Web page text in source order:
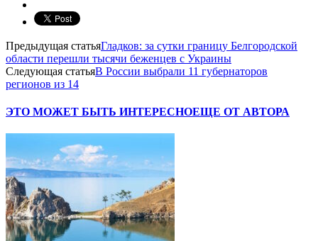
Предыдущая статьяГладков: за сутки границу Белгородской
области перешли тысячи беженцев с Украины
Следующая статьяВ России выбрали 11 губернаторов
регионов из 14
ЭТО МОЖЕТ БЫТЬ ИНТЕРЕСНОЕЩЕ ОТ АВТОРА